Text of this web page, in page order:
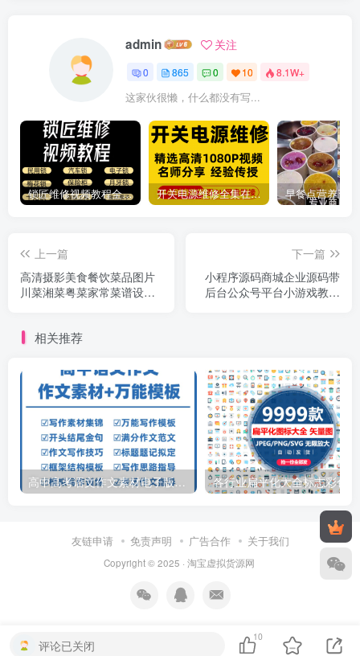
admin 关注
0 865 0 10 8.1W+
这家伙很懒，什么都没有写...
锁匠维修视频教程全套从入门到精通技巧培训学习在线自学课程 开关电源维修全集在线视频教程新手零基础课程教程从入门到精通
上一篇
高清摄影美食餐饮菜品图片
川菜湘菜粤菜家常菜谱设计
下一篇
小程序源码商城企业源码带
后台公众号平台小游戏教程
相关推荐
高中高考语文作文素材电子版满分作文写作通用模板及范文句子
友链申请 免责声明 广告合作 关于我们
Copyright © 2025 · 淘宝虚拟货源网
评论已关闭
10